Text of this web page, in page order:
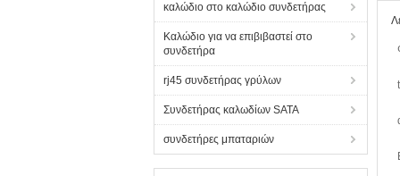
καλώδιο στο καλώδιο συνδετήρας
Καλώδιο για να επιβιβαστεί στο
συνδετήρα
rj45 συνδετήρας γρύλων
Συνδετήρας καλωδίων SATA
συνδετήρες μπαταριών